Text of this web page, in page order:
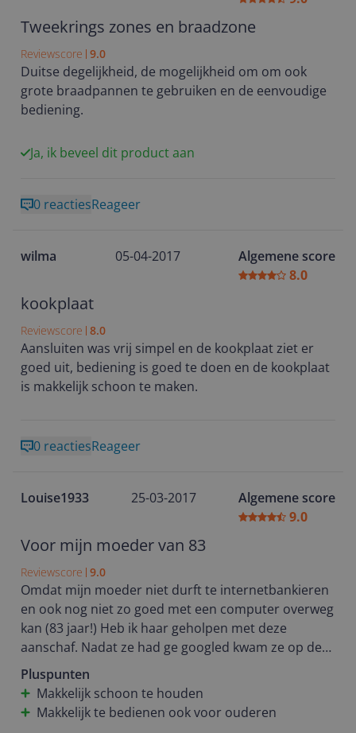
Tweekrings zones en braadzone
Reviewscore 9.0
Duitse degelijkheid, de mogelijkheid om om ook
grote braadpannen te gebruiken en de eenvoudige
bediening.
Ja, ik beveel dit product aan
0 reactiesReageer
wilma 05-04-2017
Algemene score
8.0
kookplaat
Reviewscore 8.0
Aansluiten was vrij simpel en de kookplaat ziet er
goed uit, bediening is goed te doen en de kookplaat
is makkelijk schoon te maken.
0 reactiesReageer
Louise1933 25-03-2017
Algemene score
9.0
Voor mijn moeder van 83
Reviewscore 9.0
Omdat mijn moeder niet durft te internetbankieren
en ook nog niet zo goed met een computer overweg
kan (83 jaar!) Heb ik haar geholpen met deze
aanschaf. Nadat ze had ge googled kwam ze op deze
kookplaat uit. Nu wordt hij voor haar nog
ingebouwd, en ik weet zeker dat ze er plezier aan
gaat beleven. Goede en vlotte service van coolblue.
Inmiddels heeft ze hem in gebruik en vind de
Pluspunten
Makkelijk schoon te houden
Makkelijk te bedienen ook voor ouderen